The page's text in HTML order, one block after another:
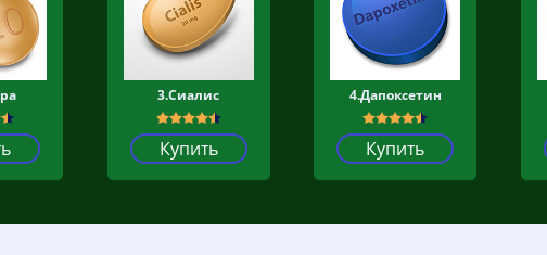
3.Сиалис
Купить
4.Дапоксетин
Купить